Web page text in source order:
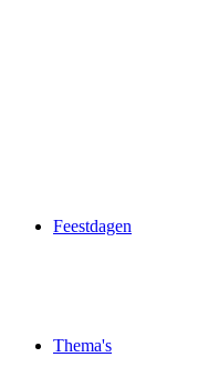
Feestdagen
Thema's